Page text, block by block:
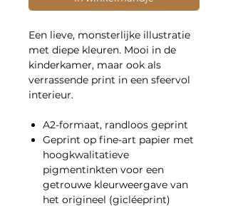
Een lieve, monsterlijke illustratie
met diepe kleuren. Mooi in de
kinderkamer, maar ook als
verrassende print in een sfeervol
interieur.
A2-formaat, randloos geprint
Geprint op fine-art papier met
hoogkwalitatieve
pigmentinkten voor een
getrouwe kleurweergave van
het origineel (gicléeprint)